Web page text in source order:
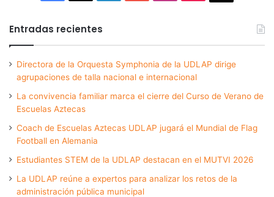
Entradas recientes
Directora de la Orquesta Symphonia de la UDLAP dirige
agrupaciones de talla nacional e internacional
La convivencia familiar marca el cierre del Curso de Verano de
Escuelas Aztecas
Coach de Escuelas Aztecas UDLAP jugará el Mundial de Flag
Football en Alemania
Estudiantes STEM de la UDLAP destacan en el MUTVI 2026
La UDLAP reúne a expertos para analizar los retos de la
administración pública municipal